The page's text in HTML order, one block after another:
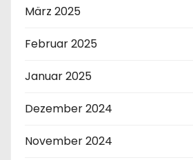
März 2025
Februar 2025
Januar 2025
Dezember 2024
November 2024